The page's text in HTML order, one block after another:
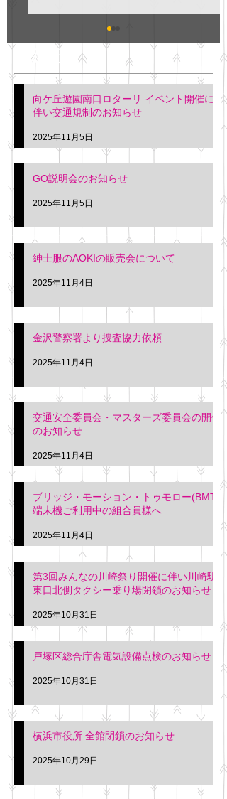
明日(11月6日)午後3時～5
階会議室にてGOの説明会
を行います。 神奈川個人
タクシー協同組合 専務 佐
久間
最新記事
向ケ丘遊園南口ロターリ イベント開催に
伴い交通規制のお知らせ
2025年11月5日
GO説明会のお知らせ
2025年11月5日
紳士服のAOKIの販売会について
2025年11月4日
金沢警察署より捜査協力依頼
2025年11月4日
交通安全委員会・マスターズ委員会の開催
のお知らせ
2025年11月4日
ブリッジ・モーション・トゥモロー(BMT)
端末機ご利用中の組合員様へ
2025年11月4日
第3回みんなの川崎祭り開催に伴い川崎駅
東口北側タクシー乗り場閉鎖のお知らせ
2025年10月31日
戸塚区総合庁舎電気設備点検のお知らせ
2025年10月31日
横浜市役所 全館閉鎖のお知らせ
2025年10月29日